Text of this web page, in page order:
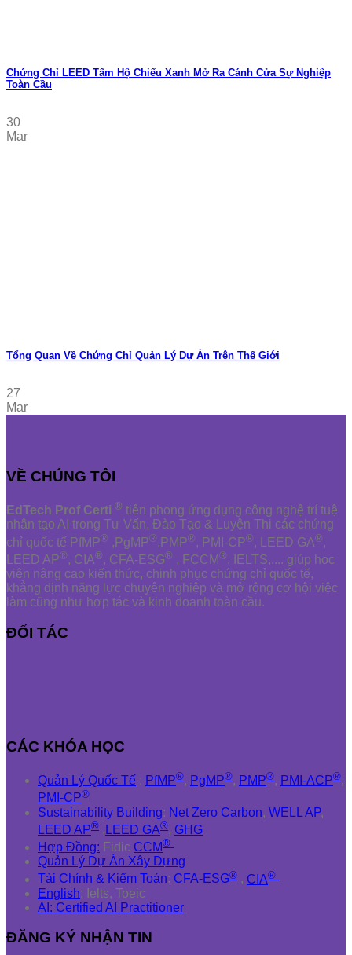
Chứng Chỉ LEED Tấm Hộ Chiếu Xanh Mở Ra Cánh Cửa Sự Nghiệp
Toàn Cầu
30
Mar
Tổng Quan Về Chứng Chỉ Quản Lý Dự Án Trên Thế Giới
27
Mar
VỀ CHÚNG TÔI
EdTech Prof Certi ® tiên phong ứng dụng công nghệ trí tuệ
nhân tạo AI trong Tư Vấn, Đào Tạo & Luyện Thi các chứng
chỉ quốc tế PfMP® ,PgMP®,PMP®, PMI-CP®, LEED GA®,
LEED AP®, CIA®, CFA-ESG® , FCCM®, IELTS,.... giúp học
viên nâng cao kiến thức, chinh phục chứng chỉ quốc tế,
khẳng định năng lực chuyên nghiệp và mở rộng cơ hội việc
làm cũng như hợp tác và kinh doanh toàn cầu.
ĐỐI TÁC
CÁC KHÓA HỌC
Quản Lý Quốc Tế : PfMP®, PgMP®, PMP®, PMI-ACP®,
PMI-CP®
Sustainability Building: Net Zero Carbon, WELL AP,
LEED AP® , LEED GA®, GHG
Hợp Đồng: Fidic CCM®
Quản Lý Dự Án Xây Dựng
Tài Chính & Kiểm Toán: CFA-ESG® , CIA®
English: Ielts, Toeic
AI: Certified AI Practitioner
ĐĂNG KÝ NHẬN TIN